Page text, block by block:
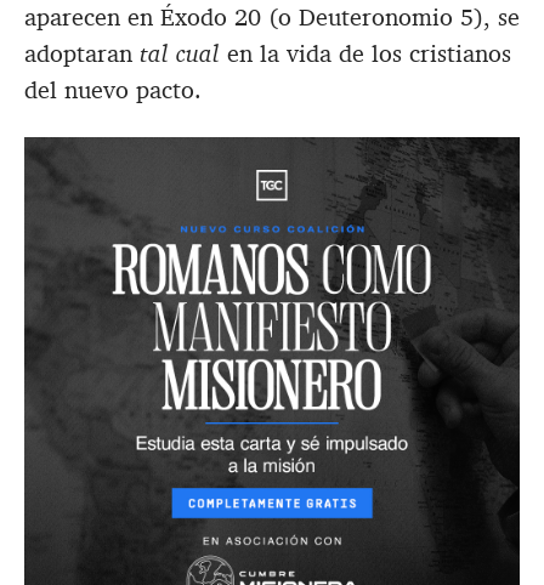
aparecen en Éxodo 20 (o Deuteronomio 5), se
adoptaran tal cual en la vida de los cristianos
del nuevo pacto.